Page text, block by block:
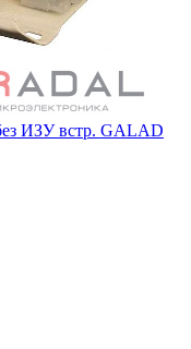
ИЗУ встр. GALAD